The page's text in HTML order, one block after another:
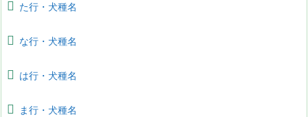
た行・犬種名
な行・犬種名
は行・犬種名
ま行・犬種名